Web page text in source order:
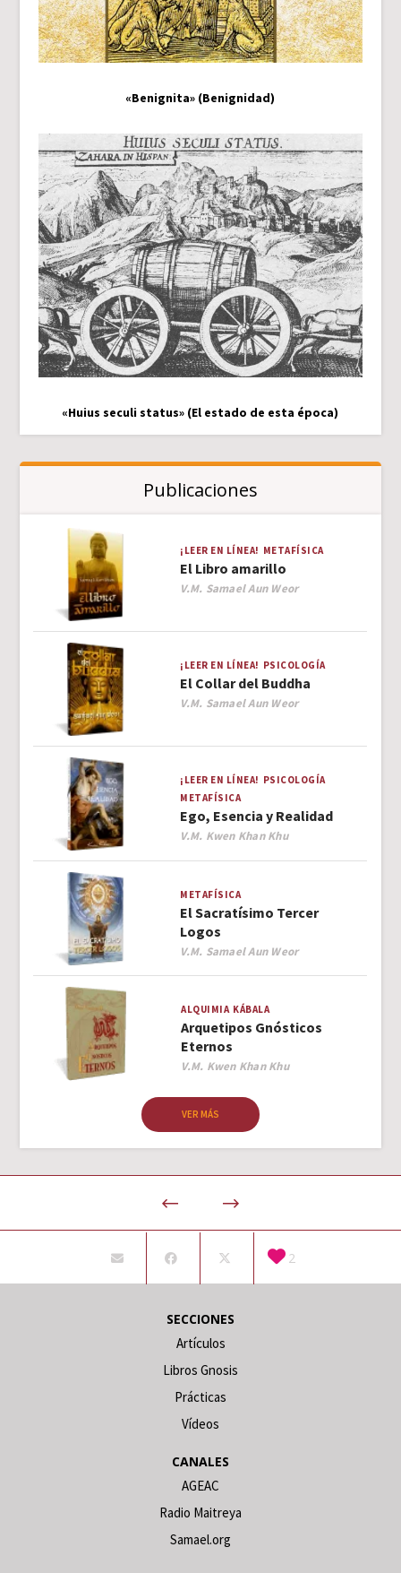
«Benignita» (Benignidad)
«Huius seculi status» (El estado de esta época)
Publicaciones
¡LEER EN LÍNEA! METAFÍSICA
El Libro amarillo
Author
V.M. Samael Aun Weor
¡LEER EN LÍNEA! PSICOLOGÍA
El Collar del Buddha
Author
V.M. Samael Aun Weor
¡LEER EN LÍNEA! PSICOLOGÍA
METAFÍSICA
Ego, Esencia y Realidad
Author
V.M. Kwen Khan Khu
METAFÍSICA
El Sacratísimo Tercer
Logos
Author
V.M. Samael Aun Weor
ALQUIMIA KÁBALA
Arquetipos Gnósticos
Eternos
Author
V.M. Kwen Khan Khu
VER MÁS
2
SECCIONES
Artículos
Libros Gnosis
Prácticas
Vídeos
CANALES
AGEAC
Radio Maitreya
Samael.org